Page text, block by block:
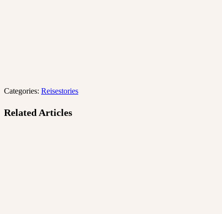
Categories: Reisestories
Related Articles